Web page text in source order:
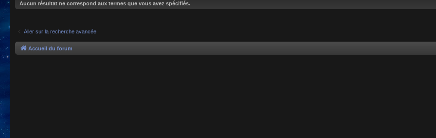
Aucun résultat ne correspond aux termes que vous avez spécifiés.
Aller sur la recherche avancée
Accueil du forum